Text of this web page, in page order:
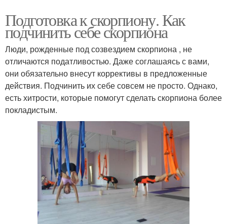
Подготовка к скорпиону. Как
подчинить себе скорпиона
Люди, рожденные под созвездием скорпиона , не
отличаются податливостью. Даже соглашаясь с вами,
они обязательно внесут коррективы в предложенные
действия. Подчинить их себе совсем не просто. Однако,
есть хитрости, которые помогут сделать скорпиона более
покладистым.